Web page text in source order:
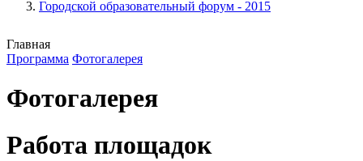
Городской образовательный форум - 2015
Главная
Программа Фотогалерея
Фотогалерея
Работа площадок